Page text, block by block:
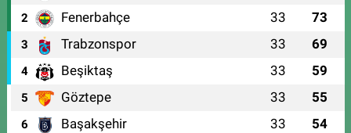
2 Fenerbahçe 33 73
3 Trabzonspor 33 69
4 Beşiktaş 33 59
5 Göztepe 33 55
6 Başakşehir 33 54